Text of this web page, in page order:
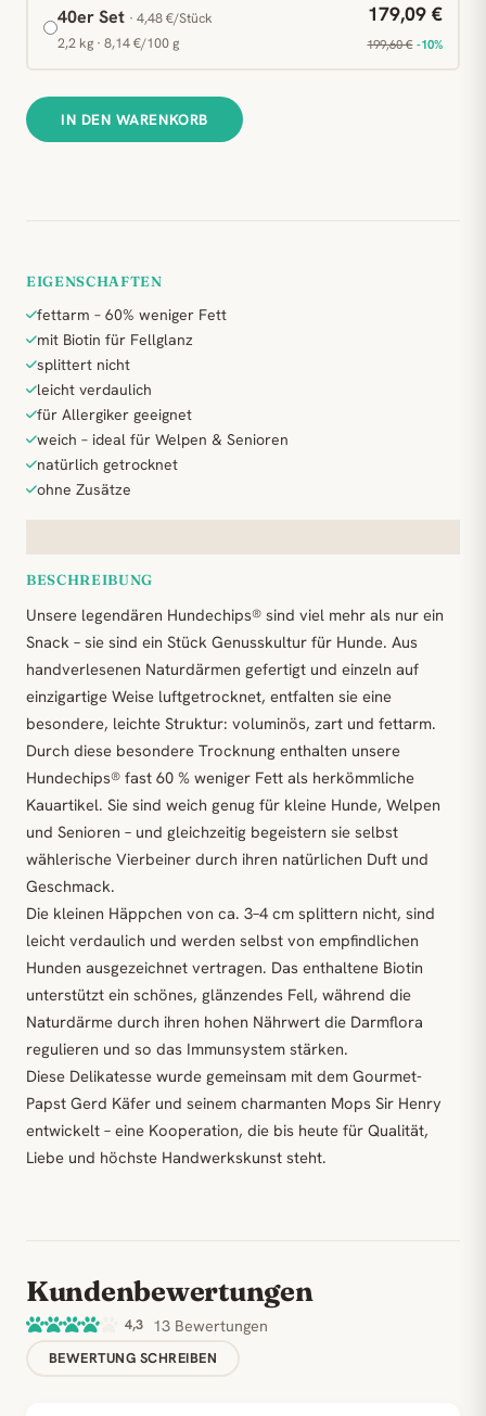
40er Set · 4,48 €/Stück
2,2 kg · 8,14 €/100 g
179,09 €
199,60 € -10%
IN DEN WARENKORB
EIGENSCHAFTEN
fettarm – 60% weniger Fett
mit Biotin für Fellglanz
splittert nicht
leicht verdaulich
für Allergiker geeignet
weich – ideal für Welpen & Senioren
natürlich getrocknet
ohne Zusätze
BESCHREIBUNG
Unsere legendären Hundechips® sind viel mehr als nur ein
Snack – sie sind ein Stück Genusskultur für Hunde. Aus
handverlesenen Naturdärmen gefertigt und einzeln auf
einzigartige Weise luftgetrocknet, entfalten sie eine
besondere, leichte Struktur: voluminös, zart und fettarm.
Durch diese besondere Trocknung enthalten unsere
Hundechips® fast 60 % weniger Fett als herkömmliche
Kauartikel. Sie sind weich genug für kleine Hunde, Welpen
und Senioren – und gleichzeitig begeistern sie selbst
wählerische Vierbeiner durch ihren natürlichen Duft und
Geschmack.
Die kleinen Häppchen von ca. 3–4 cm splittern nicht, sind
leicht verdaulich und werden selbst von empfindlichen
Hunden ausgezeichnet vertragen. Das enthaltene Biotin
unterstützt ein schönes, glänzendes Fell, während die
Naturdärme durch ihren hohen Nährwert die Darmflora
regulieren und so das Immunsystem stärken.
Diese Delikatesse wurde gemeinsam mit dem Gourmet-
Papst Gerd Käfer und seinem charmanten Mops Sir Henry
entwickelt – eine Kooperation, die bis heute für Qualität,
Liebe und höchste Handwerkskunst steht.
Kundenbewertungen
4,3 13 Bewertungen
BEWERTUNG SCHREIBEN